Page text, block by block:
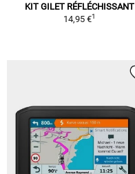
KIT GILET RÉFLÉCHISSANT
14,95 €1